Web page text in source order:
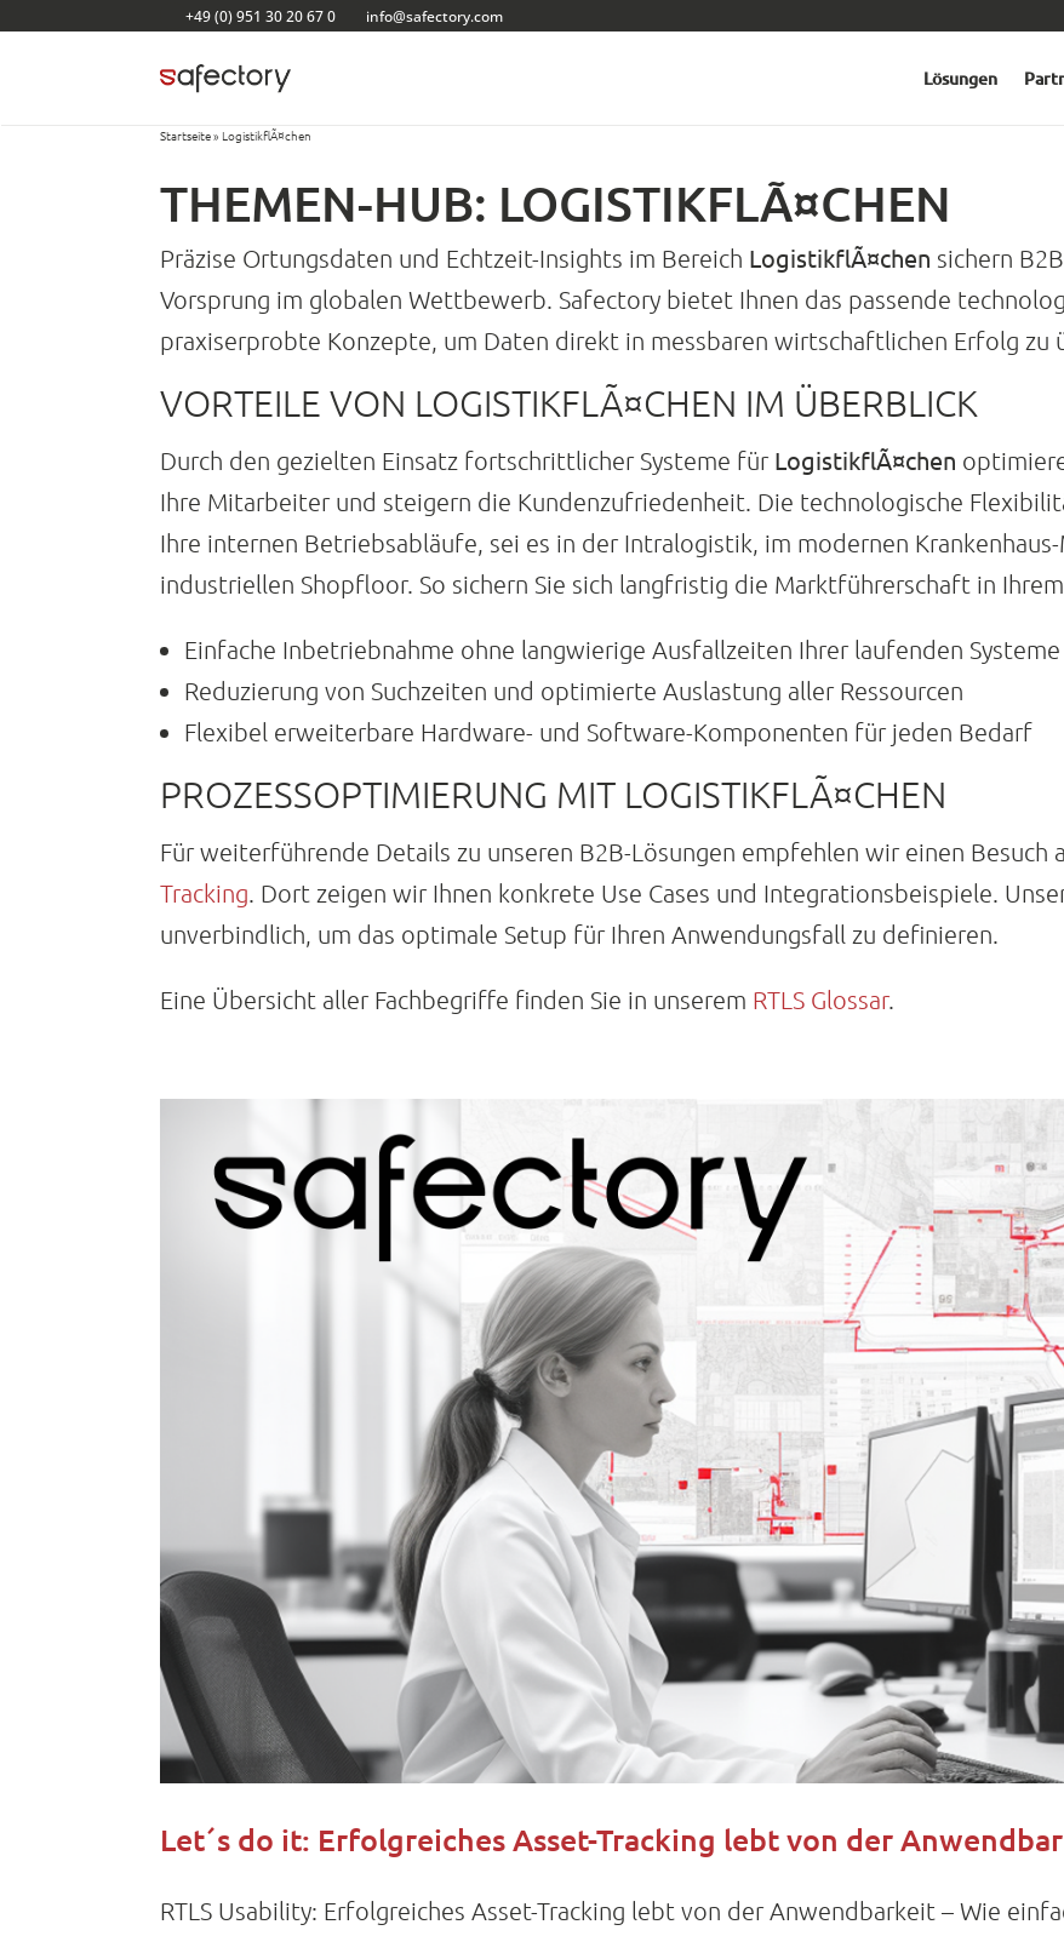
+49 (0) 951 30 20 67 0 info@safectory.com
Lösungen
Startseite» LogistikflÃ¤chen
THEMEN-HUB: LOGISTIKFLÃ¤CHEN
Präzise Ortungsdaten und Echtzeit-Insights im Bereich LogistikflÃ¤chen sichern
Vorsprung im globalen Wettbewerb. Safectory bietet Ihnen das passende
praxiserprobte Konzepte, um Daten direkt in messbaren wirtschaftlichen Erfolg zu
VORTEILE VON LOGISTIKFLÃ¤CHEN IM ÜBERBLICK
Durch den gezielten Einsatz fortschrittlicher Systeme für LogistikflÃ¤chen
Ihre Mitarbeiter und steigern die Kundenzufriedenheit. Die technologische
Ihre internen Betriebsabläufe, sei es in der Intralogistik, im modernen
industriellen Shopfloor. So sichern Sie sich langfristig die Marktführerschaft in
Einfache Inbetriebnahme ohne langwierige Ausfallzeiten Ihrer laufenden Systeme
Reduzierung von Suchzeiten und optimierte Auslastung aller Ressourcen
Flexibel erweiterbare Hardware- und Software-Komponenten für jeden Bedarf
PROZESSOPTIMIERUNG MIT LOGISTIKFLÃ¤CHEN
Für weiterführende Details zu unseren B2B-Lösungen empfehlen wir einen
Tracking. Dort zeigen wir Ihnen konkrete Use Cases und Integrationsbeispiele.
unverbindlich, um das optimale Setup für Ihren Anwendungsfall zu definieren.
Eine Übersicht aller Fachbegriffe finden Sie in unserem RTLS Glossar.
Let´s do it: Erfolgreiches Asset-Tracking lebt von der
RTLS Usability: Erfolgreiches Asset-Tracking lebt von der Anwendbarkeit – Wie